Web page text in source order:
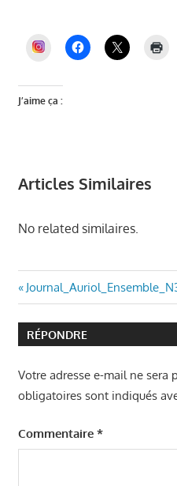
INSTAGRAM
J’aime ça :
Articles Similaires
No related similaires.
Navigation
de
l’article
Article
précédent
:RÉPONDRE
Votre adresse e-mail ne sera
obligatoires sont indiqués
Commentaire *